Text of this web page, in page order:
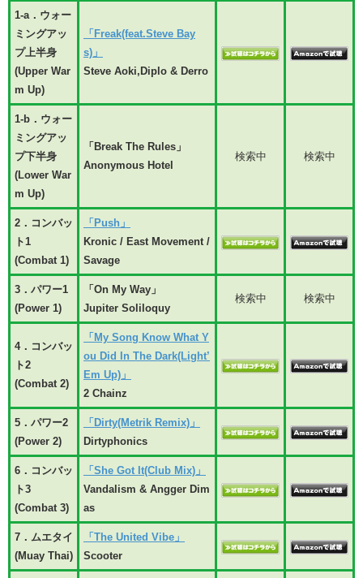
1-a．ウォー
ミングアッ
プ上半身
(Upper War
m Up)
「Freak(feat.Steve Bay
s)」
Steve Aoki,Diplo & Derro
1-b．ウォー
ミングアッ
プ下半身
(Lower War
m Up)
「Break The Rules」
Anonymous Hotel
検索中 検索中
2．コンバッ
ト1
(Combat 1)
「Push」
Kronic / East Movement /
Savage
3．パワー1
(Power 1)
「On My Way」
Jupiter Soliloquy
検索中 検索中
4．コンバッ
ト2
(Combat 2)
「My Song Know What Y
ou Did In The Dark(Light’
Em Up)」
2 Chainz
5．パワー2
(Power 2)
「Dirty(Metrik Remix)」
Dirtyphonics
6．コンバッ
ト3
(Combat 3)
「She Got It(Club Mix)」
Vandalism & Angger Dim
as
7．ムエタイ
(Muay Thai)
「The United Vibe」
Scooter